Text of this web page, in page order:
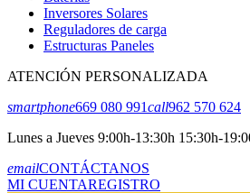
Inversores Solares
Reguladores de carga
Estructuras Paneles
ATENCIÓN PERSONALIZADA
smartphone669 080 991call962 570 624
Lunes a Jueves 9:00h-13:30h 15:30h-
emailCONTÁCTANOS
MI CUENTAREGISTRO